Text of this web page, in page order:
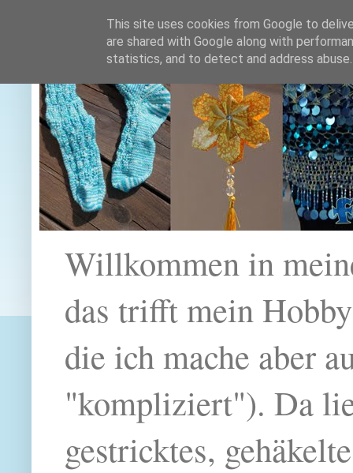
Willkommen in
das trifft mein
die ich mache aber
"kompliziert"). Da
gestricktes,
This site uses cookies from Google to
are shared with Google along with
statistics, and to detect and address abuse.